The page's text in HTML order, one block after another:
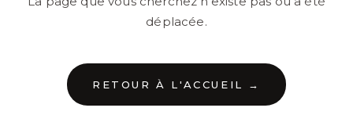
déplacée.
RETOUR À L'ACCUEIL →